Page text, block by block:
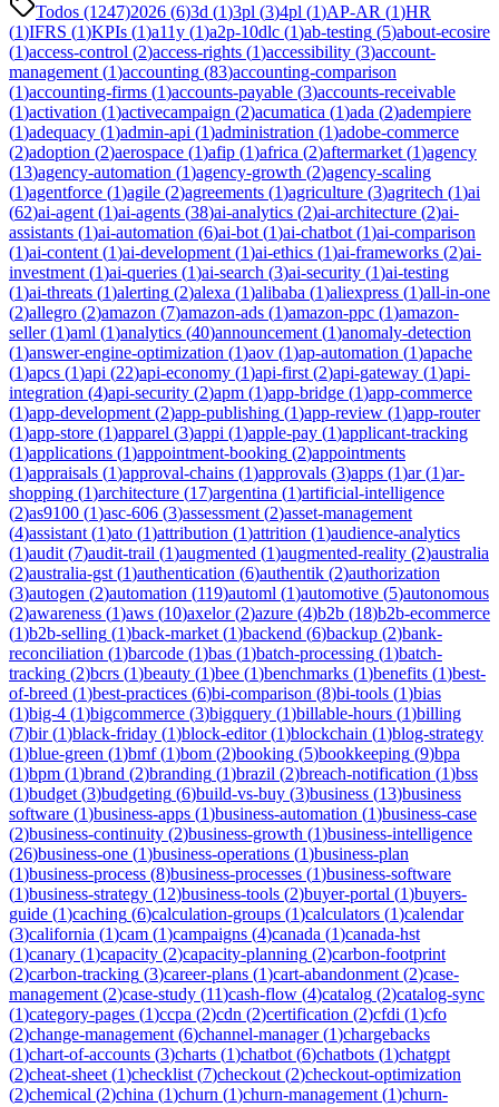
Todos (1247)2026 (6)3d (1)3pl (3)4pl (1)AP-AR (1)HR
(1)IFRS (1)KPIs (1)a11y (1)a2p-10dlc (1)ab-testing (5)about-ecosire
(1)access-control (2)access-rights (1)accessibility (3)account-
management (1)accounting (83)accounting-comparison
(1)accounting-firms (1)accounts-payable (3)accounts-receivable
(1)activation (1)activecampaign (2)acumatica (1)ada (2)adempiere
(1)adequacy (1)admin-api (1)administration (1)adobe-commerce
(2)adoption (2)aerospace (1)afip (1)africa (2)aftermarket (1)agency
(13)agency-automation (1)agency-growth (2)agency-scaling
(1)agentforce (1)agile (2)agreements (1)agriculture (3)agritech (1)ai
(62)ai-agent (1)ai-agents (38)ai-analytics (2)ai-architecture (2)ai-
assistants (1)ai-automation (6)ai-bot (1)ai-chatbot (1)ai-comparison
(1)ai-content (1)ai-development (1)ai-ethics (1)ai-frameworks (2)ai-
investment (1)ai-queries (1)ai-search (3)ai-security (1)ai-testing
(1)ai-threats (1)alerting (2)alexa (1)alibaba (1)aliexpress (1)all-in-one
(2)allegro (2)amazon (7)amazon-ads (1)amazon-ppc (1)amazon-
seller(1)aml (1)analytics (40)announcement (1)anomaly-detection
(1)answer-engine-optimization (1)aov (1)ap-automation (1)apache
(1)apcs (1)api (22)api-economy (1)api-first (2)api-gateway (1)api-
integration (4)api-security (2)apm (1)app-bridge (1)app-commerce
(1)app-development (2)app-publishing (1)app-review (1)app-router
(1)app-store (1)apparel (3)appi (1)apple-pay (1)applicant-tracking
(1)applications (1)appointment-booking (2)appointments
(1)appraisals (1)approval-chains (1)approvals (3)apps (1)ar(1)ar-
shopping (1)architecture (17)argentina (1)artificial-intelligence
(2)as9100 (1)asc-606 (3)assessment (2)asset-management
(4)assistant (1)ato (1)attribution (1)attrition (1)audience-analytics
(1)audit (7)audit-trail (1)augmented (1)augmented-reality (2)australia
(2)australia-gst (1)authentication (6)authentik (2)authorization
(3)autogen (2)automation (119)automl (1)automotive (5)autonomous
(2)awareness (1)aws (10)axelor(2)azure (4)b2b (18)b2b-ecommerce
(1)b2b-selling (1)back-market (1)backend (6)backup (2)bank-
reconciliation (1)barcode (1)bas (1)batch-processing (1)batch-
tracking (2)bcrs (1)beauty (1)bee (1)benchmarks (1)benefits (1)best-
of-breed (1)best-practices (6)bi-comparison (8)bi-tools (1)bias
(1)big-4 (1)bigcommerce (3)bigquery (1)billable-hours (1)billing
(7)bir(1)black-friday (1)block-editor(1)blockchain (1)blog-strategy
(1)blue-green (1)bmf(1)bom (2)booking (5)bookkeeping (9)bpa
(1)bpm (1)brand (2)branding (1)brazil (2)breach-notification (1)bss
(1)budget (3)budgeting (6)build-vs-buy (3)business (13)business
software (1)business-apps (1)business-automation (1)business-case
(2)business-continuity (2)business-growth (1)business-intelligence
(26)business-one (1)business-operations (1)business-plan
(1)business-process (8)business-processes (1)business-software
(1)business-strategy (12)business-tools (2)buyer-portal (1)buyers-
guide (1)caching (6)calculation-groups (1)calculators (1)calendar
(3)california (1)cam (1)campaigns (4)canada (1)canada-hst
(1)canary (1)capacity (2)capacity-planning (2)carbon-footprint
(2)carbon-tracking (3)career-plans (1)cart-abandonment (2)case-
management (2)case-study (11)cash-flow (4)catalog (2)catalog-sync
(1)category-pages (1)ccpa (2)cdn (2)certification (2)cfdi (1)cfo
(2)change-management (6)channel-manager(1)chargebacks
(1)chart-of-accounts (3)charts (1)chatbot (6)chatbots (1)chatgpt
(2)cheat-sheet (1)checklist (7)checkout (2)checkout-optimization
(2)chemical (2)china (1)churn (1)churn-management (1)churn-